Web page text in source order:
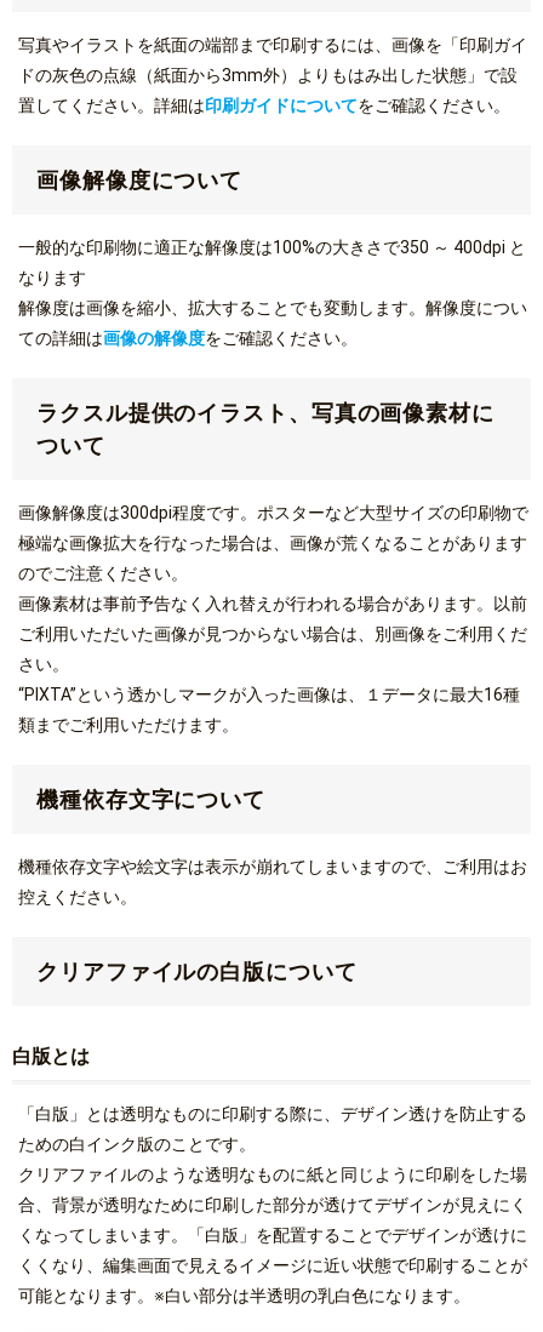
写真やイラストを紙面の端部まで印刷するには、画像を「印刷ガイ
ドの灰色の点線（紙面から3mm外）よりもはみ出した状態」で設
置してください。詳細は印刷ガイドについてをご確認ください。
画像解像度について
一般的な印刷物に適正な解像度は100%の大きさで350 ～ 400dpi と
なります
解像度は画像を縮小、拡大することでも変動します。解像度につい
ての詳細は画像の解像度をご確認ください。
ラクスル提供のイラスト、写真の画像素材に
ついて
画像解像度は300dpi程度です。ポスターなど大型サイズの印刷物で
極端な画像拡大を行なった場合は、画像が荒くなることがあります
のでご注意ください。
画像素材は事前予告なく入れ替えが行われる場合があります。以前
ご利用いただいた画像が見つからない場合は、別画像をご利用くだ
さい。
“PIXTA”という透かしマークが入った画像は、１データに最大16種
類までご利用いただけます。
機種依存文字について
機種依存文字や絵文字は表示が崩れてしまいますので、ご利用はお
控えください。
クリアファイルの白版について
白版とは
「白版」とは透明なものに印刷する際に、デザイン透けを防止する
ための白インク版のことです。
クリアファイルのような透明なものに紙と同じように印刷をした場
合、背景が透明なために印刷した部分が透けてデザインが見えにく
くなってしまいます。「白版」を配置することでデザインが透けに
くくなり、編集画面で見えるイメージに近い状態で印刷することが
可能となります。※白い部分は半透明の乳白色になります。